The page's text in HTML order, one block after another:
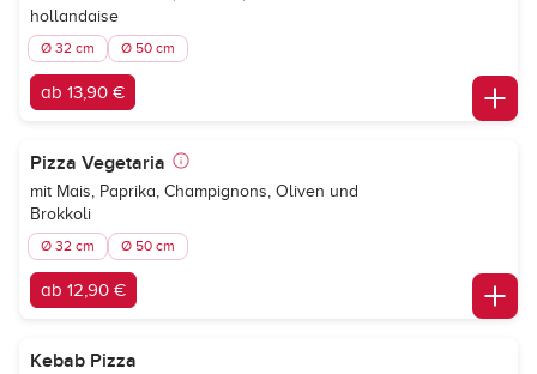
hollandaise
Ø 32 cm Ø 50 cm
ab 13,90 €
Pizza Vegetaria
mit Mais, Paprika, Champignons, Oliven und
Brokkoli
Ø 32 cm Ø 50 cm
ab 12,90 €
Kebab Pizza